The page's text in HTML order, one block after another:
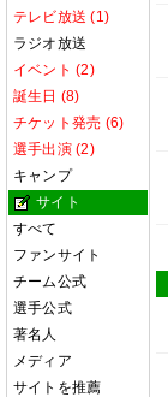
テレビ放送 (1)
ラジオ放送
イベント (2)
誕生日 (8)
チケット発売 (6)
選手出演 (2)
キャンプ
サイト
すべて
ファンサイト
チーム公式
選手公式
著名人
メディア
サイトを推薦